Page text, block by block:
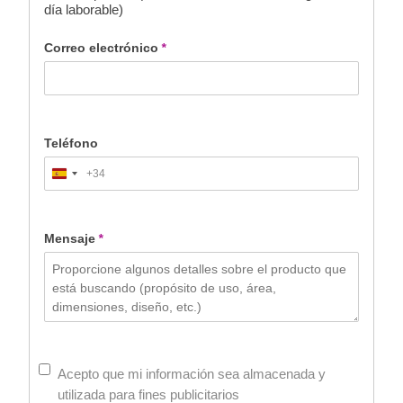
presupuesto.
día laborable)
Correo electrónico *
Teléfono
Spain
+34
+34
Mensaje*
Acepto que mi información sea almacenada y
utilizada para fines publicitarios